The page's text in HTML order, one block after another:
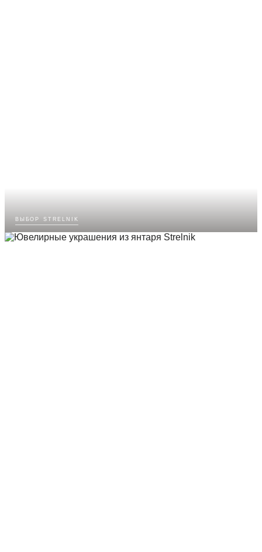
выбор strelnik